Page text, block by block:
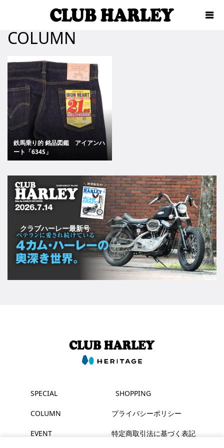
COLUMN
鉄馬乗り的 銘品図鑑 アイアンハ
ート「634S」
クラブハーレー最新号
SPECIAL
COLUMN
EVENT
SHOPPING
プライバシーポリシー
特定商取引法に基づく表記